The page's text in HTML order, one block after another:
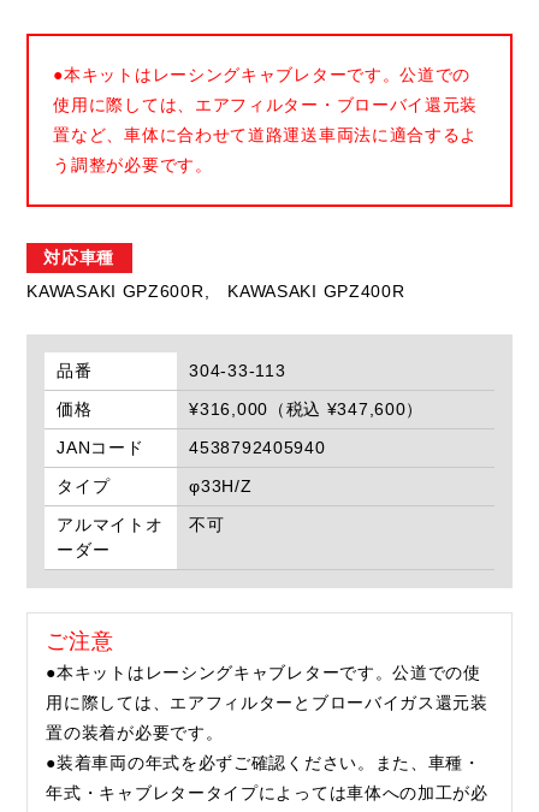
●本キットはレーシングキャブレターです。公道での
使用に際しては、エアフィルター・ブローバイ還元装
置など、車体に合わせて道路運送車両法に適合するよ
う調整が必要です。
対応車種
KAWASAKI GPZ600R,
KAWASAKI GPZ400R
品番
304-33-113
価格
¥316,000（税込 ¥347,600）
JANコード
4538792405940
タイプ
φ33H/Z
アルマイトオ
ーダー
不可
ご注意
●本キットはレーシングキャブレターです。公道での使
用に際しては、エアフィルターとブローバイガス還元装
置の装着が必要です。
●装着車両の年式を必ずご確認ください。また、車種・
年式・キャブレタータイプによっては車体への加工が必